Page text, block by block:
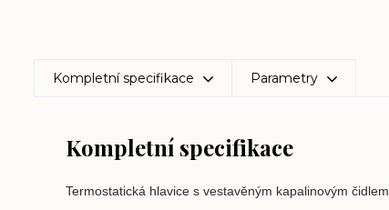
Kompletní specifikace Parametry
Kompletní specifikace
Termostatická hlavice s vestavěným kapalinovým čidlem.